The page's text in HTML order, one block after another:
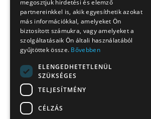
megosztjuk hirdetési és elemző
partnereinkkel is, akik egyesíthetik azokat
más információkkal, amelyeket Ön
biztosított számukra, vagy amelyeket a
szolgáltatásaik Ön általi használatából
gyűjtöttek össze. Bővebben
ELENGEDHETETLENÜL
SZÜKSÉGES
TELJESÍTMÉNY
CÉLZÁS